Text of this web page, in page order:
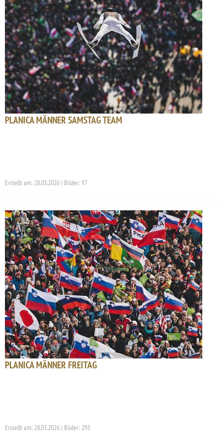
PLANICA MÄNNER SAMSTAG TEAM
Erstellt am: 28.03.2026 | Bilder: 97
PLANICA MÄNNER FREITAG
Erstellt am: 28.03.2026 | Bilder: 293